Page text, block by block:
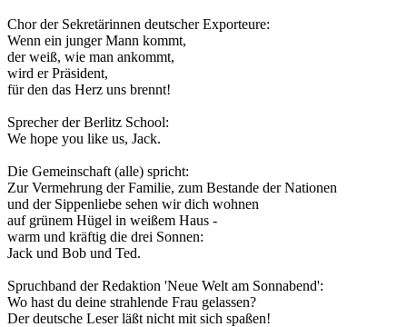
Chor der Sekretärinnen deutscher Exporteure:
Wenn ein junger Mann kommt,
der weiß, wie man ankommt,
wird er Präsident,
für den das Herz uns brennt!
Sprecher der Berlitz School:
We hope you like us, Jack.
Die Gemeinschaft (alle) spricht:
Zur Vermehrung der Familie, zum Bestande der Nationen
und der Sippenliebe sehen wir dich wohnen
auf grünem Hügel in weißem Haus -
warm und kräftig die drei Sonnen:
Jack und Bob und Ted.
Spruchband der Redaktion 'Neue Welt am Sonnabend':
Wo hast du deine strahlende Frau gelassen?
Der deutsche Leser läßt nicht mit sich spaßen!